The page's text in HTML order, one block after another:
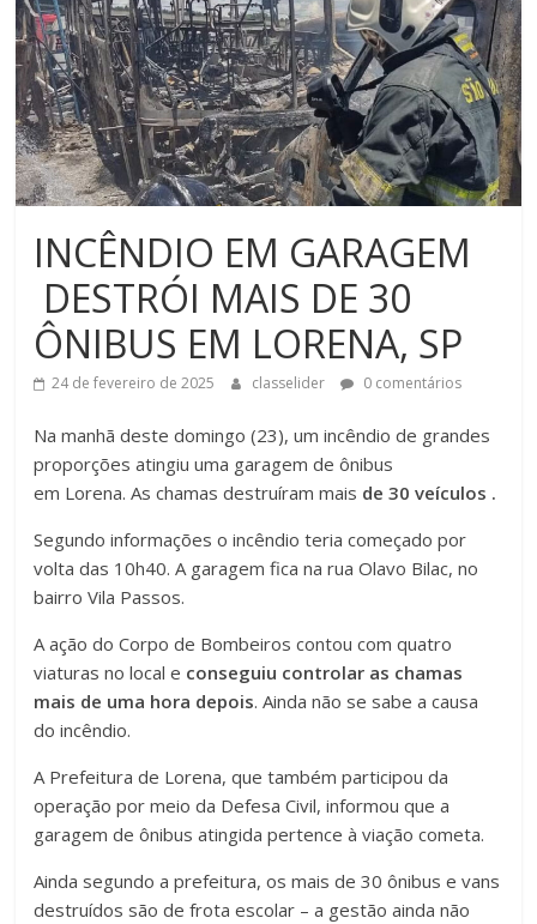
INCÊNDIO EM GARAGEM
DESTRÓI MAIS DE 30
ÔNIBUS EM LORENA, SP
24 de fevereiro de 2025 classelider 0 comentários
Na manhã deste domingo (23), um incêndio de grandes
proporções atingiu uma garagem de ônibus
em Lorena. As chamas destruíram mais de 30 veículos .
Segundo informações o incêndio teria começado por
volta das 10h40. A garagem fica na rua Olavo Bilac, no
bairro Vila Passos.
A ação do Corpo de Bombeiros contou com quatro
viaturas no local e conseguiu controlar as chamas
mais de uma hora depois. Ainda não se sabe a causa
do incêndio.
A Prefeitura de Lorena, que também participou da
operação por meio da Defesa Civil, informou que a
garagem de ônibus atingida pertence à viação cometa.
Ainda segundo a prefeitura, os mais de 30 ônibus e vans
destruídos são de frota escolar – a gestão ainda não